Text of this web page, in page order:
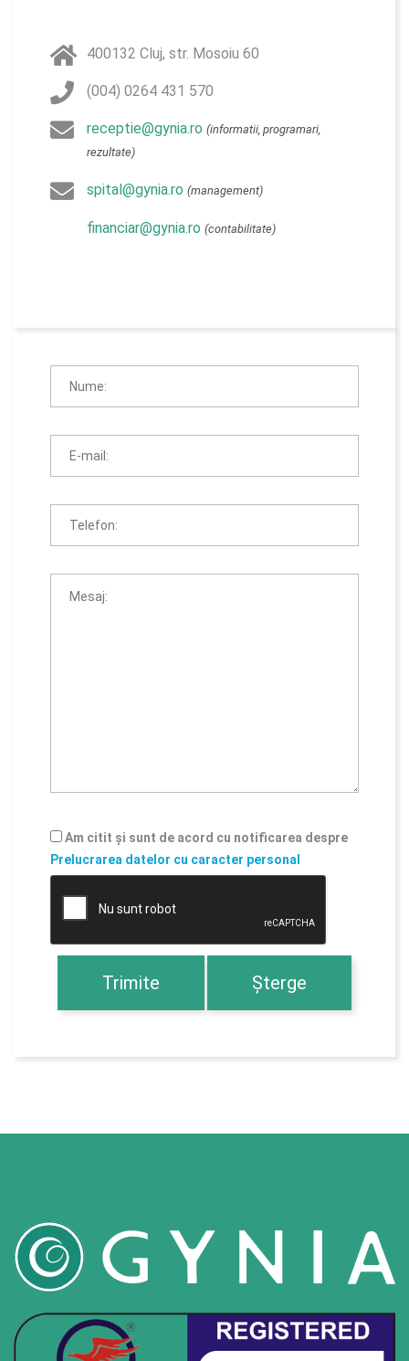
400132 Cluj, str. Mosoiu 60
(004) 0264 431 570
receptie@gynia.ro (informatii, programari,
rezultate)
spital@gynia.ro (management)
financiar@gynia.ro (contabilitate)
Am citit și sunt de acord cu notificarea despre
Prelucrarea datelor cu caracter personal